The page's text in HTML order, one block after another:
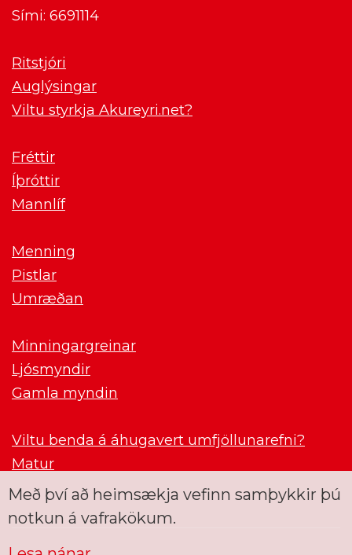
Sími: 6691114
Ritstjóri
Auglýsingar
Viltu styrkja Akureyri.net?
Fréttir
Íþróttir
Mannlíf
Menning
Pistlar
Umræðan
Minningargreinar
Ljósmyndir
Gamla myndin
Viltu benda á áhugavert umfjöllunarefni?
Matur
Með því að heimsækja vefinn samþykkir þú
notkun á vafrakökum.